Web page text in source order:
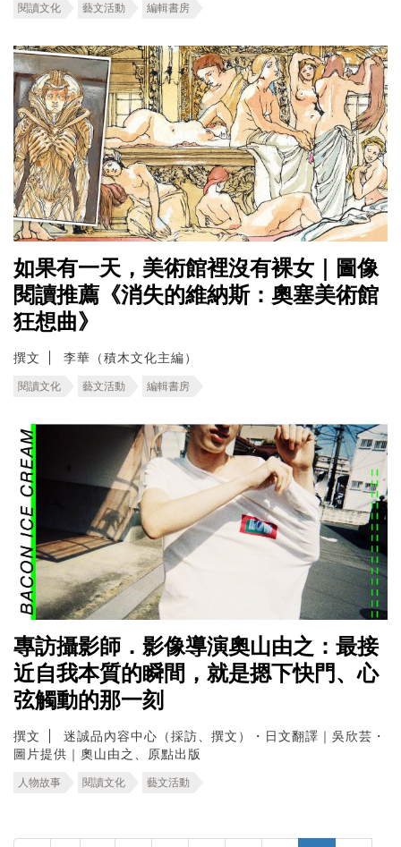
閱讀文化 藝文活動 編輯書房
如果有一天，美術館裡沒有裸女｜圖像
閱讀推薦《消失的維納斯：奧塞美術館
狂想曲》
撰文 李華（積木文化主編）
閱讀文化 藝文活動 編輯書房
專訪攝影師．影像導演奧山由之：最接
近自我本質的瞬間，就是摁下快門、心
弦觸動的那一刻
撰文
迷誠品內容中心（採訪、撰文）・日文翻譯｜吳欣芸・
圖片提供｜奧山由之、原點出版
人物故事 閱讀文化 藝文活動